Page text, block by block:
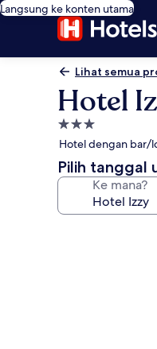
Langsung ke konten utama
Lihat semua
Hotel
Properti
bintang
3.0
Hotel dengan bar/
Pilih tanggal
Ke mana?